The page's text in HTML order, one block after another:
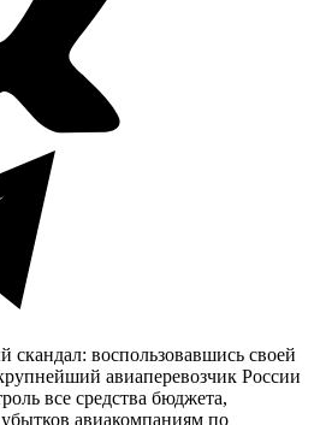
воспользовавшись своей
авиаперевозчик России
все средства бюджета,
авиакомпаниям по